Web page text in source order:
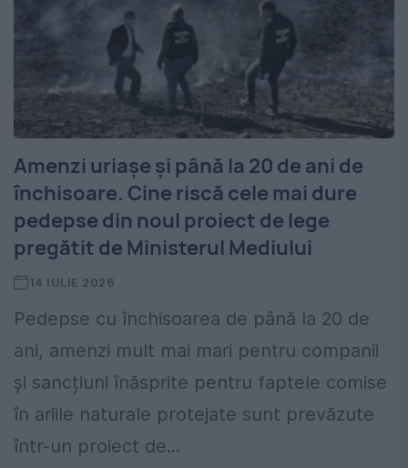
Amenzi uriașe și până la 20 de ani de
închisoare. Cine riscă cele mai dure
pedepse din noul proiect de lege
pregătit de Ministerul Mediului
14 IULIE 2026
Pedepse cu închisoarea de până la 20 de
ani, amenzi mult mai mari pentru companii
și sancțiuni înăsprite pentru faptele comise
în ariile naturale protejate sunt prevăzute
într-un proiect de...